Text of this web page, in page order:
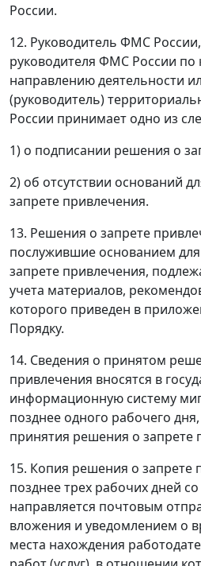
России.
12. Руководитель ФМС
руководителя ФМС России по
направлению деятельности
(руководитель)
России принимает одно из
1) о подписании решения о
2) об отсутствии оснований
запрете привлечения.
13. Решения о запрете
послужившие основанием
запрете привлечения,
учета материалов,
которого приведен в
Порядку.
14. Сведения о принятом
привлечения вносятся в
информационную систему
позднее одного рабочего
принятия решения о запрете
15. Копия решения о запрете
позднее трех рабочих дней
направляется почтовым
вложения и уведомлением о
места нахождения